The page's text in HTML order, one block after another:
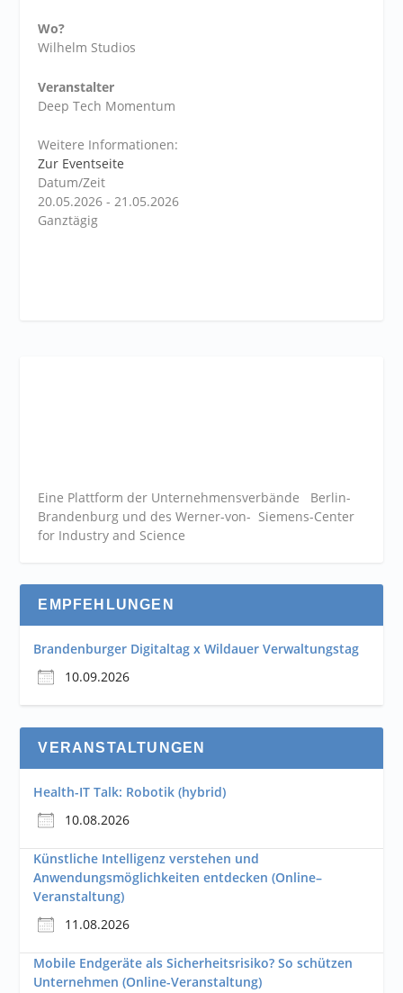
Wo?
Wilhelm Studios
Veranstalter
Deep Tech Momentum
Weitere Informationen:
Zur Eventseite
Datum/Zeit
20.05.2026 - 21.05.2026
Ganztägig
Eine Plattform der Unternehmensverbände Berlin-
Brandenburg und des Werner-von- Siemens-Center
for Industry and Science
EMPFEHLUNGEN
Brandenburger Digitaltag x Wildauer Verwaltungstag
10.09.2026
VERANSTALTUNGEN
Health-IT Talk: Robotik (hybrid)
10.08.2026
Künstliche Intelligenz verstehen und
Anwendungsmöglichkeiten entdecken (Online–
Veranstaltung)
11.08.2026
Mobile Endgeräte als Sicherheitsrisiko? So schützen
Unternehmen (Online-Veranstaltung)